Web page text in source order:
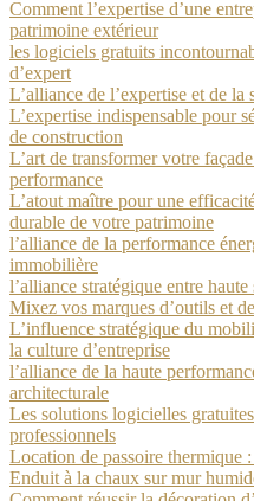
Comment l’expertise d’une
patrimoine extérieur
les logiciels gratuits
d’expert
L’alliance de l’expertise et de la
L’expertise indispensable pour
de construction
L’art de transformer votre
performance
L’atout maître pour une
durable de votre patrimoine
l’alliance de la performance
immobilière
l’alliance stratégique entre
Mixez vos marques d’outils et
L’influence stratégique du
la culture d’entreprise
l’alliance de la haute
architecturale
Les solutions logicielles
professionnels
Location de passoire thermique
Enduit à la chaux sur mur